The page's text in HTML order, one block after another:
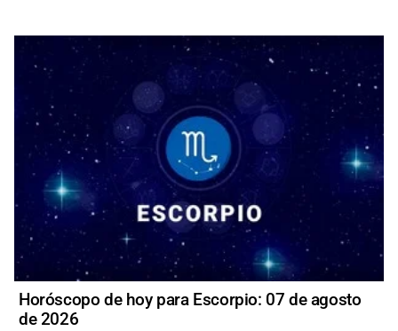
Horóscopo de hoy para Escorpio: 07 de agosto
de 2026